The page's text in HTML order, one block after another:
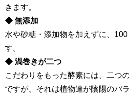
きます。
◆ 無添加
水や砂糖・添加物を加えずに、
す。
◆ 渦巻きが二つ
こだわりをもった酵素には、二つ
ですが、それは植物達が陰陽のバ